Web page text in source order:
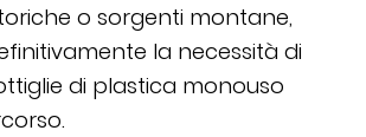
o sorgenti montane,
la necessità di
di plastica monouso